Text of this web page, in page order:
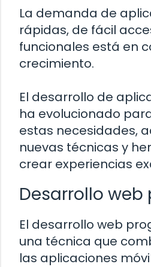
La demanda de
rápidas, de fácil
funcionales está en
crecimiento.
El desarrollo de
ha evolucionado
estas necesidades,
nuevas técnicas y
crear experiencias
Desarrollo web
El desarrollo web
una técnica que
las aplicaciones